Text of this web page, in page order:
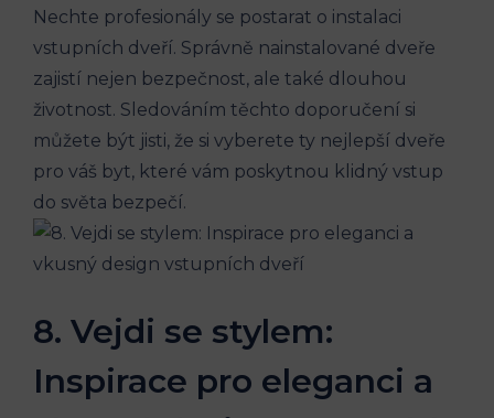
Nechte profesionály se postarat o instalaci
vstupních dveří. Správně nainstalované dveře
zajistí nejen bezpečnost, ale také dlouhou
životnost. Sledováním těchto doporučení si
můžete být jisti, že si vyberete ty nejlepší dveře
pro váš byt, které vám poskytnou klidný vstup
do světa bezpečí.
8. Vejdi se stylem:
Inspirace pro eleganci a